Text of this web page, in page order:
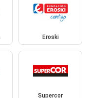
Eroski
Supercor